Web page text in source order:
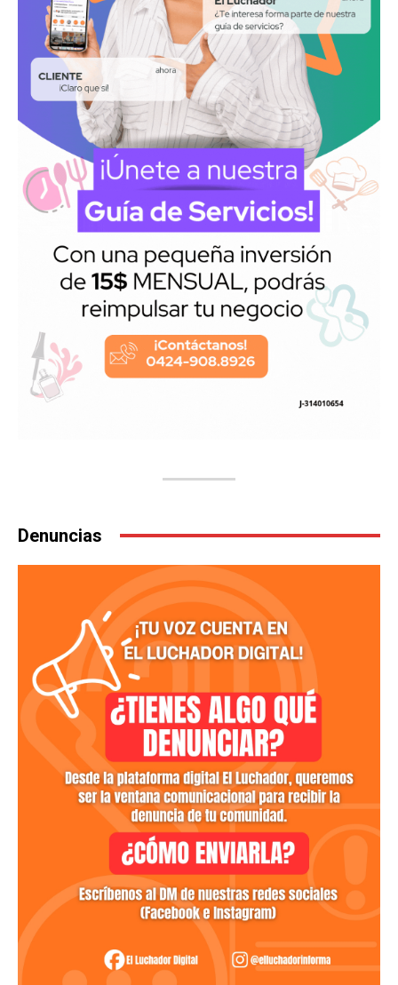
Denuncias